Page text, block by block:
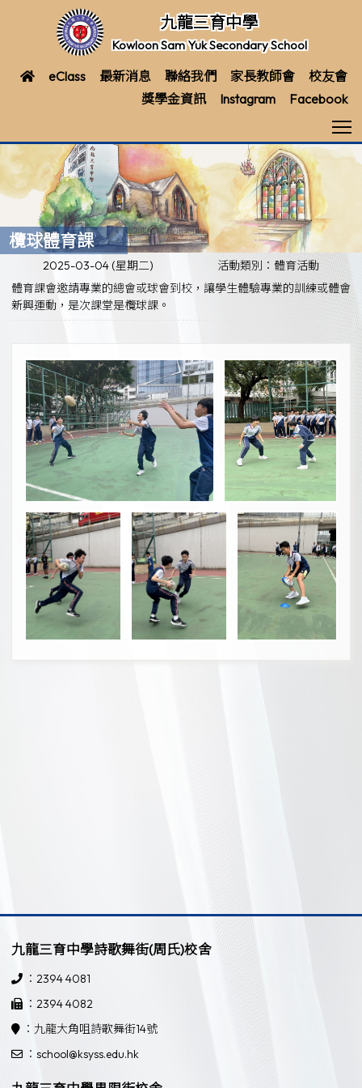
九龍三育中學
Kowloon Sam Yuk Secondary School
eClass 最新消息 聯絡我們 家長教師會
校友會
獎學金資訊
Instagram Facebook
欖球體育課
2025-03-04 (星期二)
活動類別：體育活動
體育課會邀請專業的總會或球會到校，讓學生體驗專業的訓練或體會
新興運動，是次課堂是欖球課。
九龍三育中學詩歌舞街(周氏)校舍
：2394 4081
：2394 4082
：九龍大角咀詩歌舞街14號
：school@ksyss.edu.hk